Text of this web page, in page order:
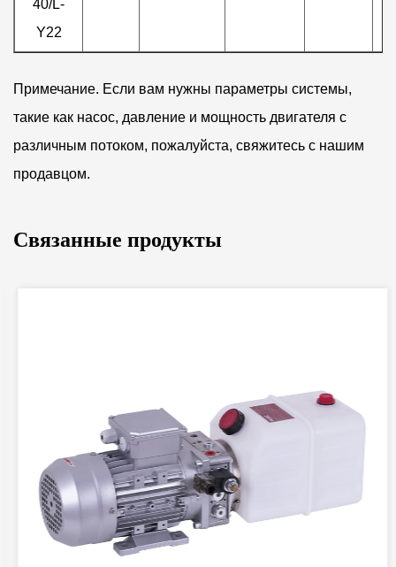
40/L-
Y22
Примечание. Если вам нужны параметры системы,
такие как насос, давление и мощность двигателя с
различным потоком, пожалуйста, свяжитесь с нашим
продавцом.
Связанные продукты